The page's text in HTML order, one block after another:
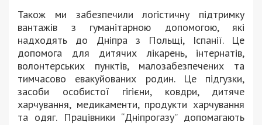
Також ми забезпечили логістичну підтримку
вантажів з гуманітарною допомогою, які
надходять до Дніпра з Польщі, Іспанії. Це
допомога для дитячих лікарень, інтернатів,
волонтерських пунктів, малозабезпечених та
тимчасово евакуйованих родин. Це підгузки,
засоби особистої гігієни, ковдри, дитяче
харчування, медикаменти, продукти харчування
та одяг. Працівники “Дніпрогазу” допомагають